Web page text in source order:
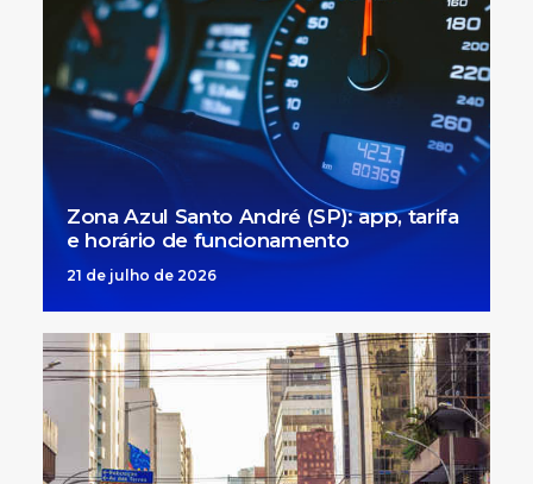
Zona Azul Santo André (SP): app, tarifa
e horário de funcionamento
21 de julho de 2026